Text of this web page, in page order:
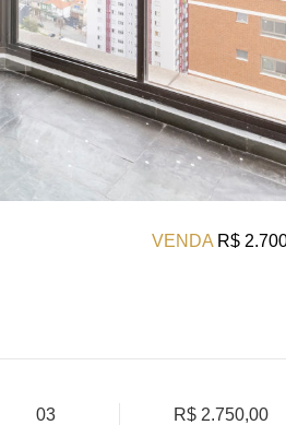
VENDA R$
03
R$ 2.750,00